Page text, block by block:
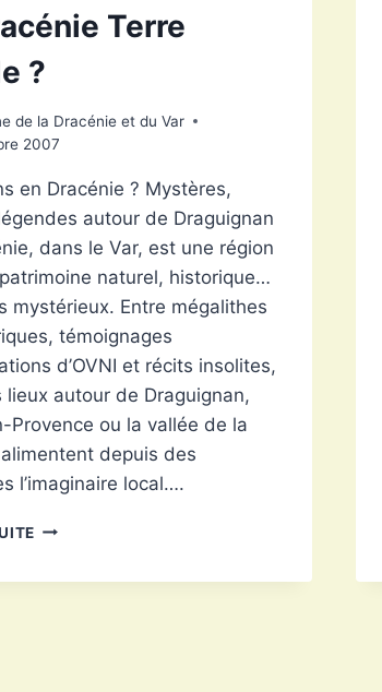
Terre
?
de la Dracénie et du Var
2007
en Dracénie ? Mystères,
autour de Draguignan
dans le Var, est une région
naturel, historique…
mystérieux. Entre mégalithes
témoignages
d’OVNI et récits insolites,
lieux autour de Draguignan,
Provence ou la vallée de la
depuis des
l’imaginaire local….
LA